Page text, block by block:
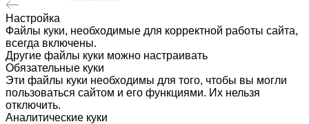
Настройка
Файлы куки, необходимые для корректной работы сайта,
всегда включены.
Другие файлы куки можно настраивать
Обязательные куки
Эти файлы куки необходимы для того, чтобы вы могли
пользоваться сайтом и его функциями. Их нельзя
отключить.
Аналитические куки